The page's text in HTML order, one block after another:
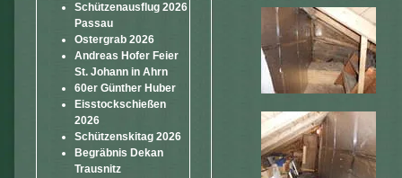
Schützenausflug 2026
Passau
Ostergrab 2026
Andreas Hofer Feier
St. Johann in Ahrn
60er Günther Huber
Eisstockschießen
2026
Schützenskitag 2026
Begräbnis Dekan
Trausnitz